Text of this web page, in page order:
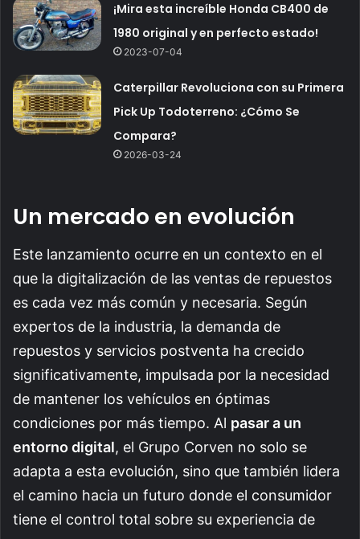
¡Mira esta increíble Honda CB400 de
1980 original y en perfecto estado!
2023-07-04
Caterpillar Revoluciona con su Primera
Pick Up Todoterreno: ¿Cómo Se
Compara?
2026-03-24
Un mercado en evolución
Este lanzamiento ocurre en un contexto en el
que la digitalización de las ventas de repuestos
es cada vez más común y necesaria. Según
expertos de la industria, la demanda de
repuestos y servicios postventa ha crecido
significativamente, impulsada por la necesidad
de mantener los vehículos en óptimas
condiciones por más tiempo. Al pasar a un
entorno digital, el Grupo Corven no solo se
adapta a esta evolución, sino que también lidera
el camino hacia un futuro donde el consumidor
tiene el control total sobre su experiencia de